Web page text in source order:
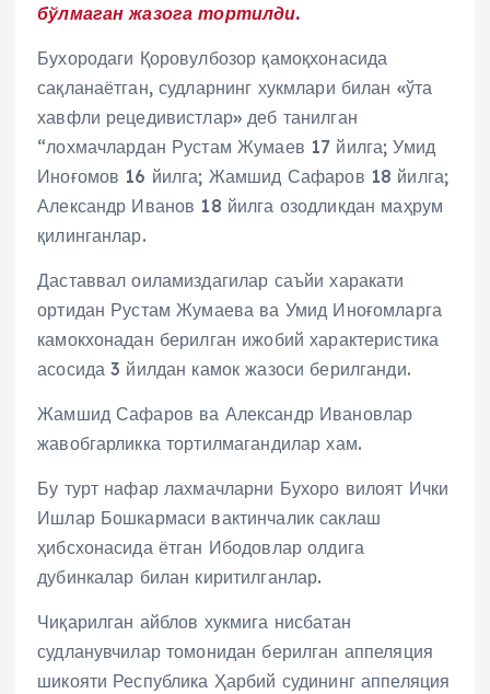
бўлмаган жазога тортилди.
Бухородаги Қоровулбозор қамоқхонасида
сақланаётган, судларнинг хукмлари билан «ўта
хавфли рецедивистлар» деб танилган
“лохмачлардан Рустам Жумаев 17 йилга; Умид
Иноғомов 16 йилга; Жамшид Сафаров 18 йилга;
Александр Иванов 18 йилга озодликдан маҳрум
қилинганлар.
Даставвал оиламиздагилар саъйи харакати
ортидан Рустам Жумаева ва Умид Иноғомларга
камокхонадан берилган ижобий характеристика
асосида 3 йилдан камок жазоси берилганди.
Жамшид Сафаров ва Александр Ивановлар
жавобгарликка тортилмагандилар хам.
Бу турт нафар лахмачларни Бухоро вилоят Ички
Ишлар Бошкармаси вактинчалик саклаш
ҳибсхонасида ётган Ибодовлар олдига
дубинкалар билан киритилганлар.
Чиқарилган айблов хукмига нисбатан
судланувчилар томонидан берилган аппеляция
шикояти Республика Ҳарбий судининг аппеляция